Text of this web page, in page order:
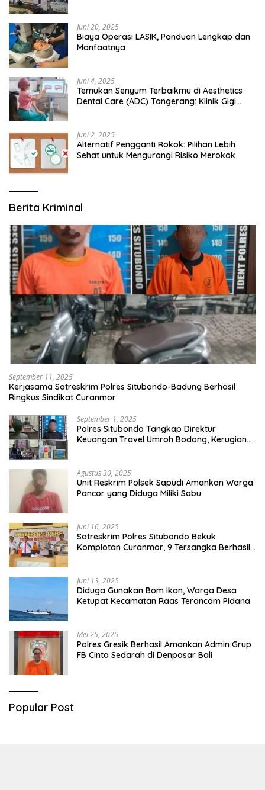
Juni 20, 2025
Biaya Operasi LASIK, Panduan Lengkap dan
Manfaatnya
Juni 4, 2025
Temukan Senyum Terbaikmu di Aesthetics
Dental Care (ADC) Tangerang: Klinik Gigi
Juni 2, 2025
Alternatif Pengganti Rokok: Pilihan Lebih
Sehat untuk Mengurangi Risiko Merokok
Berita Kriminal
September 11, 2025
Kerjasama Satreskrim Polres Situbondo-Badung Berhasil
Ringkus Sindikat Curanmor
September 1, 2025
Polres Situbondo Tangkap Direktur
Keuangan Travel Umroh Bodong, Kerugian
Agustus 30, 2025
Unit Reskrim Polsek Sapudi Amankan Warga
Pancor yang Diduga Miliki Sabu
Juni 16, 2025
Satreskrim Polres Situbondo Bekuk
Komplotan Curanmor, 9 Tersangka Berhasil
Juni 13, 2025
Diduga Gunakan Bom Ikan, Warga Desa
Ketupat Kecamatan Raas Terancam Pidana
Mei 25, 2025
Polres Gresik Berhasil Amankan Admin Grup
FB Cinta Sedarah di Denpasar Bali
Popular Post